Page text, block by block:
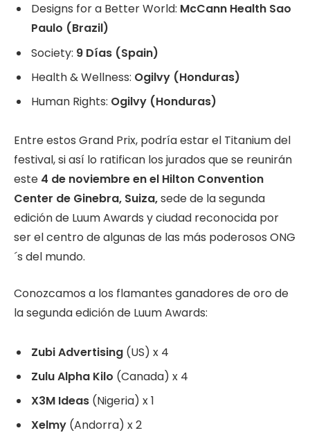
Designs for a Better World: McCann Health Sao
Paulo (Brazil)
Society: 9 Días (Spain)
Health & Wellness: Ogilvy (Honduras)
Human Rights: Ogilvy (Honduras)
Entre estos Grand Prix, podría estar el Titanium del
festival, si así lo ratifican los jurados que se reunirán
este 4 de noviembre en el Hilton Convention
Center de Ginebra, Suiza,sede de la segunda
edición de Luum Awards y ciudad reconocida por
ser el centro de algunas de las más poderosos ONG
´s del mundo.
Conozcamos a los flamantes ganadores de oro de
la segunda edición de Luum Awards:
Zubi Advertising (US) x 4
Zulu Alpha Kilo (Canada) x 4
X3M Ideas (Nigeria) x 1
Xelmy (Andorra) x 2